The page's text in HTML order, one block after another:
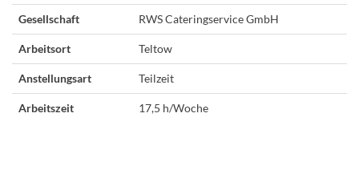
Gesellschaft RWS Cateringservice GmbH
Arbeitsort Teltow
Anstellungsart Teilzeit
Arbeitszeit 17,5 h/Woche